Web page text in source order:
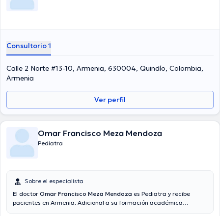
Consultorio 1
Calle 2 Norte #13-10, Armenia, 630004, Quindío, Colombia,
Armenia
Ver perfil
Omar Francisco Meza Mendoza
Pediatra
Sobre el especialista
El doctor Omar Francisco Meza Mendoza es Pediatra y recibe
pacientes en Armenia. Adicional a su formación académica